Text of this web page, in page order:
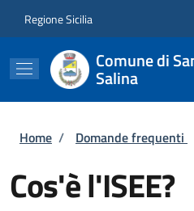
Regione Sicilia
Comune di
Salina
Briciole di pane
Home / Domande frequenti
Cos'è l'ISEE?